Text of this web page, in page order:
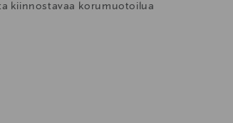
kiinnostavaa korumuotoilua